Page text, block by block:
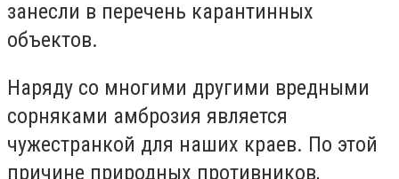
занесли в перечень карантинных
объектов.
Наряду со многими другими вредными
сорняками амброзия является
чужестранкой для наших краев. По этой
причине природных противников,